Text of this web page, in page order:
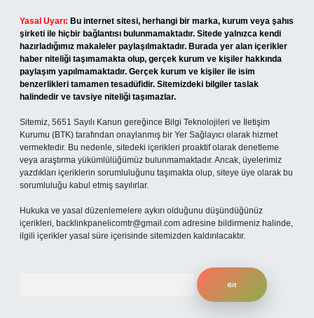
Yasal Uyarı: Bu internet sitesi, herhangi bir marka, kurum veya şahıs
şirketi ile hiçbir bağlantısı bulunmamaktadır. Sitede yalnızca kendi
hazırladığımız makaleler paylaşılmaktadır. Burada yer alan içerikler
haber niteliği taşımamakta olup, gerçek kurum ve kişiler hakkında
paylaşım yapılmamaktadır. Gerçek kurum ve kişiler ile isim
benzerlikleri tamamen tesadüfidir. Sitemizdeki bilgiler taslak
halindedir ve tavsiye niteliği taşımazlar.
Sitemiz, 5651 Sayılı Kanun gereğince Bilgi Teknolojileri ve İletişim
Kurumu (BTK) tarafından onaylanmış bir Yer Sağlayıcı olarak hizmet
vermektedir. Bu nedenle, sitedeki içerikleri proaktif olarak denetleme
veya araştırma yükümlülüğümüz bulunmamaktadır. Ancak, üyelerimiz
yazdıkları içeriklerin sorumluluğunu taşımakta olup, siteye üye olarak bu
sorumluluğu kabul etmiş sayılırlar.
Hukuka ve yasal düzenlemelere aykırı olduğunu düşündüğünüz
içerikleri, backlinkpanelicomtr@gmail.com adresine bildirmeniz halinde,
ilgili içerikler yasal süre içerisinde sitemizden kaldırılacaktır.